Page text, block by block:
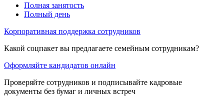
Полная занятость
Полный день
Корпоративная поддержка сотрудников
Какой соцпакет вы предлагаете семейным сотрудникам?
Оформляйте кандидатов онлайн
Проверяйте сотрудников и подписывайте кадровые
документы без бумаг и личных встреч